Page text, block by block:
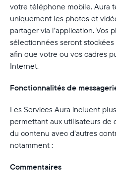
votre téléphone mobile. Aura
uniquement les photos et
partager via l’application. Vos
sélectionnées seront
afin que votre ou vos cadres
Internet.
Fonctionnalités de
Les Services Aura incluent
permettant aux utilisateurs
du contenu avec d’autres
notamment :
Commentaires